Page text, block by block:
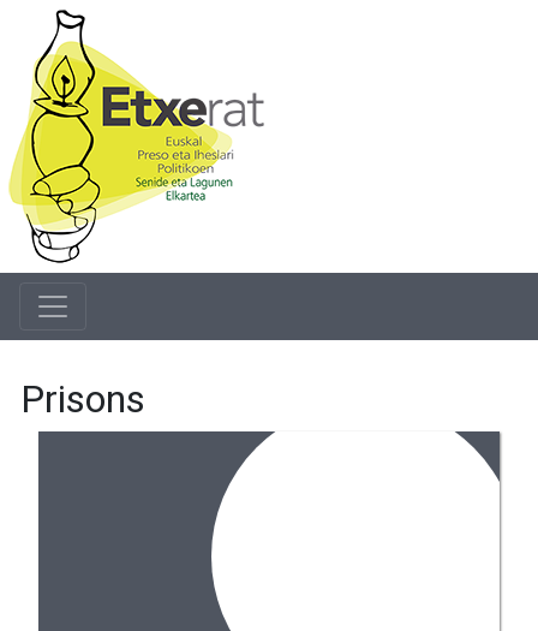
Prisons